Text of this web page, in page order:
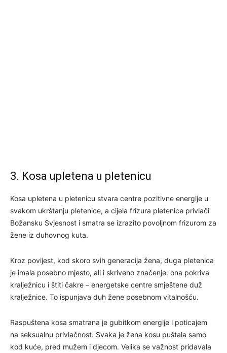
3. Kosa upletena u pletenicu
Kosa upletena u pletenicu stvara centre pozitivne energije u
svakom ukrštanju pletenice, a cijela frizura pletenice privlači
Božansku Svjesnost i smatra se izrazito povoljnom frizurom za
žene iz duhovnog kuta.
Kroz povijest, kod skoro svih generacija žena, duga pletenica
je imala posebno mjesto, ali i skriveno značenje: ona pokriva
kralježnicu i štiti čakre – energetske centre smještene duž
kralježnice. To ispunjava duh žene posebnom vitalnošću.
Raspuštena kosa smatrana je gubitkom energije i poticajem
na seksualnu privlačnost. Svaka je žena kosu puštala samo
kod kuće, pred mužem i djecom. Velika se važnost pridavala